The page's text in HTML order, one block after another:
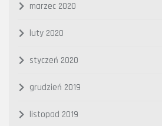
marzec 2020
luty 2020
styczeń 2020
grudzień 2019
listopad 2019